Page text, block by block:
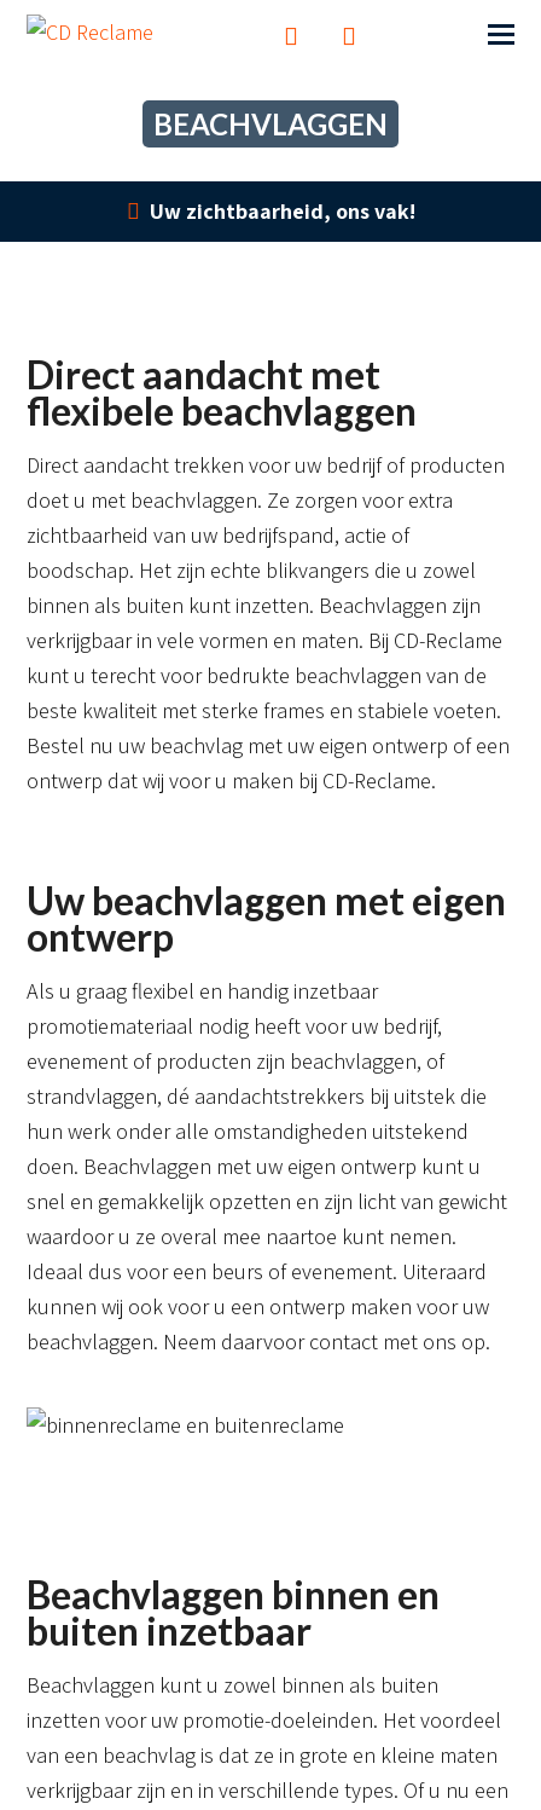
BEACHVLAGGEN
Uw zichtbaarheid, ons vak!
Direct aandacht met
flexibele beachvlaggen
Direct aandacht trekken voor uw bedrijf of producten
doet u met beachvlaggen. Ze zorgen voor extra
zichtbaarheid van uw bedrijfspand, actie of
boodschap. Het zijn echte blikvangers die u zowel
binnen als buiten kunt inzetten. Beachvlaggen zijn
verkrijgbaar in vele vormen en maten. Bij CD-Reclame
kunt u terecht voor bedrukte beachvlaggen van de
beste kwaliteit met sterke frames en stabiele voeten.
Bestel nu uw beachvlag met uw eigen ontwerp of een
ontwerp dat wij voor u maken bij CD-Reclame.
Uw beachvlaggen met eigen
ontwerp
Als u graag flexibel en handig inzetbaar
promotiemateriaal nodig heeft voor uw bedrijf,
evenement of producten zijn beachvlaggen, of
strandvlaggen, dé aandachtstrekkers bij uitstek die
hun werk onder alle omstandigheden uitstekend
doen. Beachvlaggen met uw eigen ontwerp kunt u
snel en gemakkelijk opzetten en zijn licht van gewicht
waardoor u ze overal mee naartoe kunt nemen.
Ideaal dus voor een beurs of evenement. Uiteraard
kunnen wij ook voor u een ontwerp maken voor uw
beachvlaggen. Neem daarvoor contact met ons op.
Beachvlaggen binnen en
buiten inzetbaar
Beachvlaggen kunt u zowel binnen als buiten
inzetten voor uw promotie-doeleinden. Het voordeel
van een beachvlag is dat ze in grote en kleine maten
verkrijgbaar zijn en in verschillende types. Of u nu een